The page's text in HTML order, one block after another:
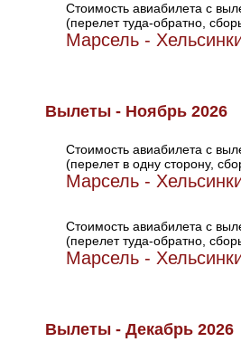
Стоимость авиабилета с
(перелет туда-обратно,
Марсель -
Вылеты - Ноябрь 2026
Стоимость авиабилета с
(перелет в одну сторону,
Марсель -
Стоимость авиабилета с
(перелет туда-обратно,
Марсель -
Вылеты - Декабрь 2026